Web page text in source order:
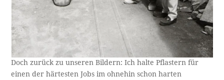
Doch zurück zu unseren Bildern: Ich halte Pflastern für
einen der härtesten Jobs im ohnehin schon harten